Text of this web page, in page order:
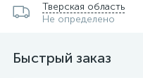
Тверская область
Не определено
Быстрый заказ